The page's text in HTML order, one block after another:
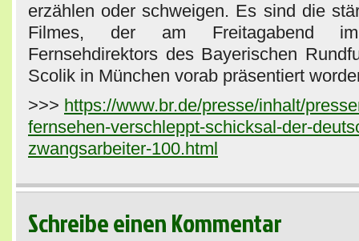
erzählen oder schweigen. Es sind die
Filmes, der am Freitagabend
Fernsehdirektors des Bayerischen
Scolik in München vorab präsentiert
>>> https://www.br.de/presse/inhalt/
fernsehen-verschleppt-schicksal-der-
zwangsarbeiter-100.html
Schreibe einen Kommentar